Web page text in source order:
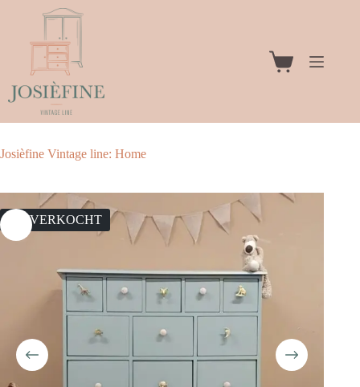
inhoud
Winkelwagen
Josièfine Vintage line: Home
UITVERKOCHT